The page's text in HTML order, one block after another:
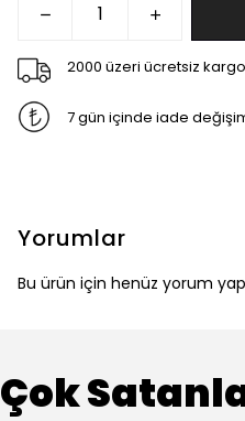
2000 üzeri ücretsiz kargo
7 gün içinde iade
Yorumlar
Bu ürün için henüz yorum
Çok